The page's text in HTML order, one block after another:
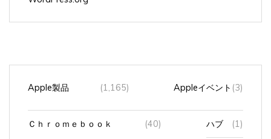
Apple製品 (1,165) Appleイベント (3)
(40) ハブ (1)